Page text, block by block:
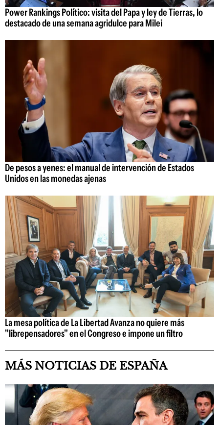
Power Rankings Político: visita del Papa y ley de Tierras, lo
destacado de una semana agridulce para Milei
De pesos a yenes: el manual de intervención de Estados
Unidos en las monedas ajenas
La mesa política de La Libertad Avanza no quiere más
"librepensadores" en el Congreso e impone un filtro
MÁS NOTICIAS DE ESPAÑA